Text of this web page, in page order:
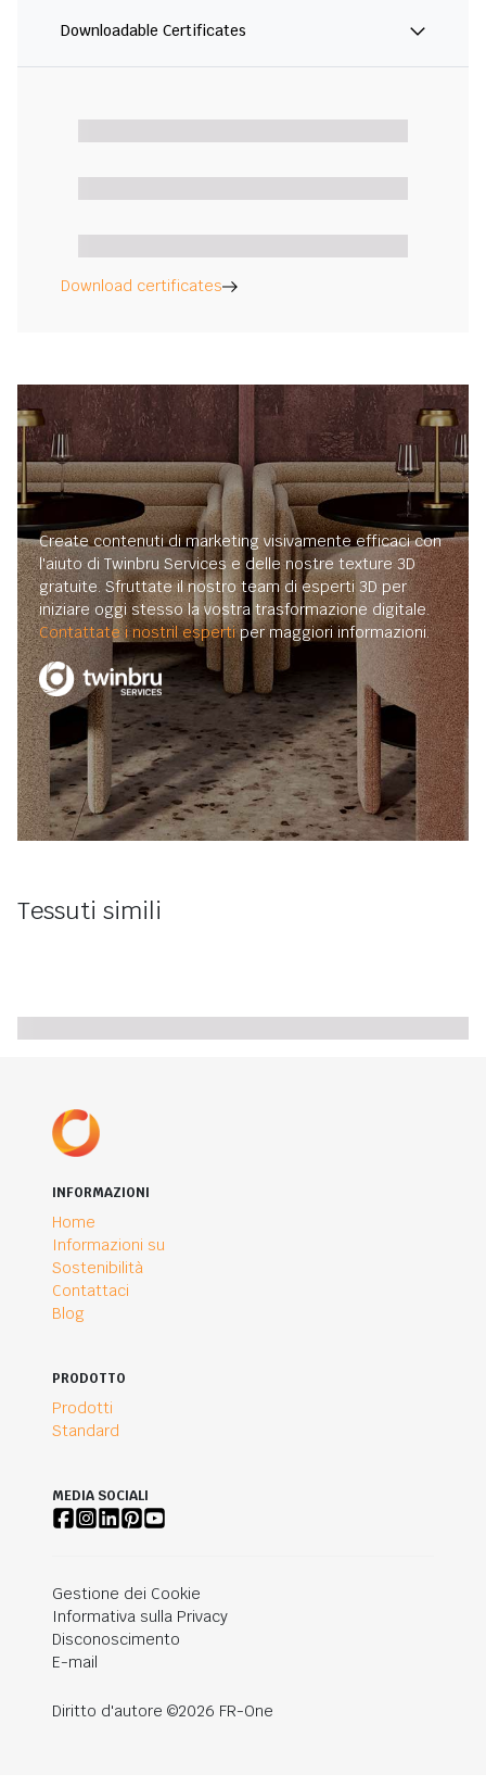
Downloadable Certificates
Download certificates
Create contenuti di marketing visivamente efficaci con
l'aiuto di Twinbru Services e delle nostre texture 3D
gratuite. Sfruttate il nostro team di esperti 3D per
iniziare oggi stesso la vostra trasformazione digitale.
Contattate i nostril espertiper maggiori informazioni.
Tessuti simili
INFORMAZIONI
Home
Informazioni su
Sostenibilità
Contattaci
Blog
PRODOTTO
Prodotti
Standard
MEDIA SOCIALI
Gestione dei Cookie
Informativa sulla Privacy
Disconoscimento
E-mail
Diritto d'autore ©2026 FR-One